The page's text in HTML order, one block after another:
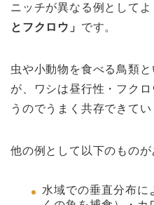
ニッチが異なる例としてよ
とフクロウ」 です。
虫や小動物を食べる鳥類
が、ワシは昼行性・フク
うのでうまく共存できてい
他の例として以下のものが
水域での垂直分布に